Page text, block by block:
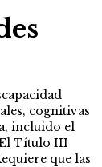
cognitivas
incluido el
El Título III
que las